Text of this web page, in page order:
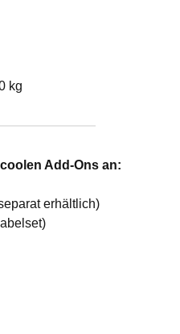
kg
Add-Ons an:
erhältlich)